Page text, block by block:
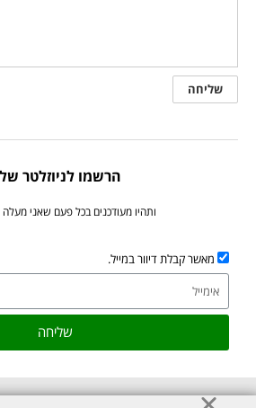
הרשמו לניוזלטר
ותהיו מעודכנים בכל פעם שאני
מאשר קבלת דיוור במייל.
שליחה